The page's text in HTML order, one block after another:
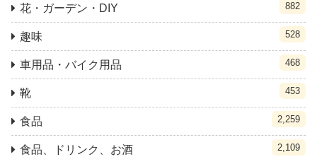
花・ガーデン・DIY 882
趣味 528
車用品・バイク用品 468
靴 453
食品 2,259
食品、ドリンク、お酒 2,109